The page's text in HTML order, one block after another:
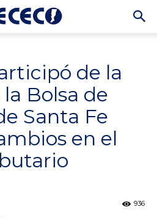
de la
Bolsa de
Santa Fe
en el
936